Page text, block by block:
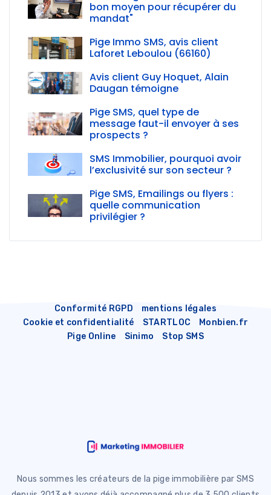
bon moyen pour récupérer du
mandat"
Pige Immo SMS, avis client
Laforet Leboulou (66160)
Avis client Guy Hoquet, Alain
Daugan témoigne
Pige SMS, quel type de
message faut-il envoyer à ses
prospects ?
SMS Immobilier, pourquoi avoir
l’exclusivité sur son secteur ?
Pige SMS, Emailings ou flyers :
quelle communication
privilégier ?
Conformité RGPD
mentions légales
Cookie et confidentialité
STARTLOC
Monbien.fr
Pige Online
Sinimo Stop SMS
Nous sommes les créateurs de la pige immobilière par SMS